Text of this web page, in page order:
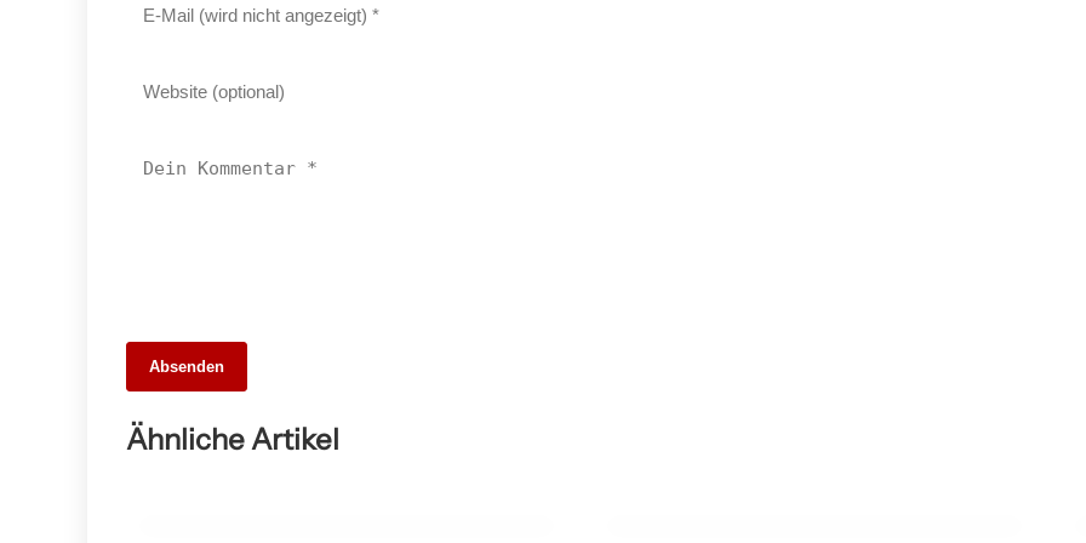
Absenden
Ähnliche Artikel
Die 10 besten Webdesigner und
Agenturen in Stuttgart – Unsere Stadt